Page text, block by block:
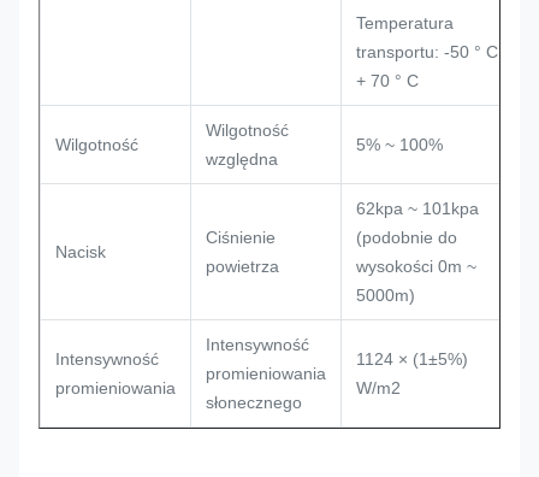
Temperatura
transportu: -50 ° C ~
+ 70 ° C
Wilgotność
Wilgotność
względna
5% ~ 100%
Nacisk
Ciśnienie
powietrza
62kpa ~ 101kpa
(podobnie do
wysokości 0m ~
5000m)
Intensywność
promieniowania
Intensywność
promieniowania
słonecznego
1124 × (1±5%)
W/m2